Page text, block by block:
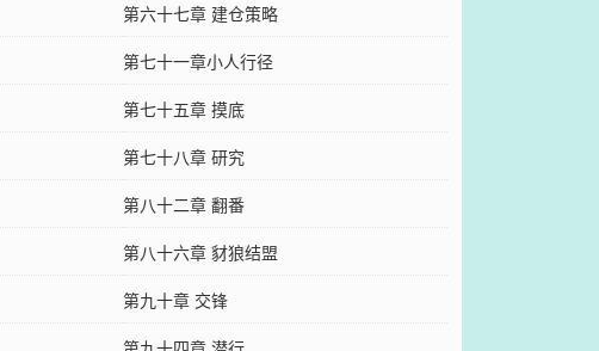
第六十七章 建仓策略
第七十一章小人行径
第七十五章 摸底
第七十八章 研究
第八十二章 翻番
第八十六章 豺狼结盟
第九十章 交锋